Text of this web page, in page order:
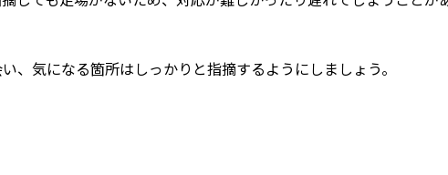
、気になる箇所はしっかりと指摘するようにしましょう。